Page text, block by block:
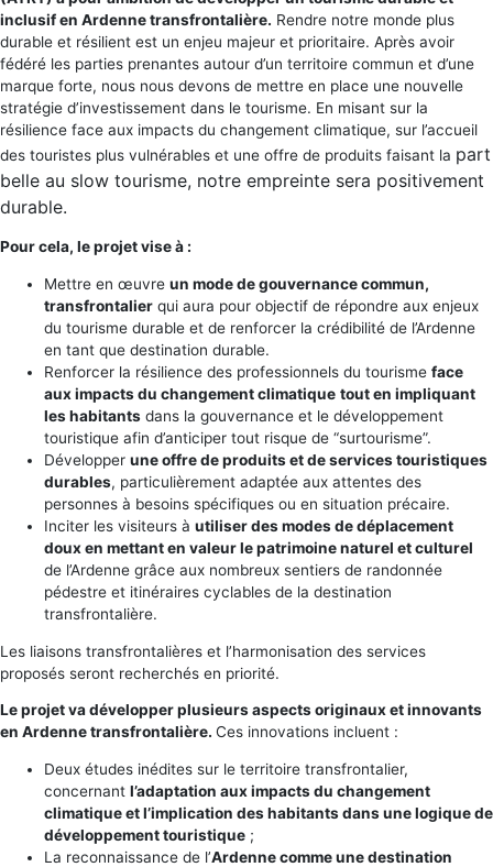
inclusif en Ardenne transfrontalière. Rendre notre monde plus
durable et résilient est un enjeu majeur et prioritaire. Après avoir
fédéré les parties prenantes autour d’un territoire commun et d’une
marque forte, nous nous devons de mettre en place une nouvelle
stratégie d’investissement dans le tourisme. En misant sur la
résilience face aux impacts du changement climatique, sur l’accueil
des touristes plus vulnérables et une offre de produits faisant la part
belle au slow tourisme, notre empreinte sera positivement
durable.
Pour cela, le projet vise à :
Mettre en œuvre un mode de gouvernance commun,
transfrontalier qui aura pour objectif de répondre aux enjeux
du tourisme durable et de renforcer la crédibilité de l’Ardenne
en tant que destination durable.
Renforcer la résilience des professionnels du tourisme face
aux impacts du changement climatique tout en impliquant
les habitants dans la gouvernance et le développement
touristique afin d’anticiper tout risque de “surtourisme”.
Développer une offre de produits et de services touristiques
durables, particulièrement adaptée aux attentes des
personnes à besoins spécifiques ou en situation précaire.
Inciter les visiteurs à utiliser des modes de déplacement
doux en mettant en valeur le patrimoine naturel et culturel
de l’Ardenne grâce aux nombreux sentiers de randonnée
pédestre et itinéraires cyclables de la destination
transfrontalière.
Les liaisons transfrontalières et l’harmonisation des services
proposés seront recherchés en priorité.
Le projet va développer plusieurs aspects originaux et innovants
en Ardenne transfrontalière. Ces innovations incluent :
Deux études inédites sur le territoire transfrontalier,
concernant l’adaptation aux impacts du changement
climatique et l’implication des habitants dans une logique de
développement touristique ;
La reconnaissance de l’Ardenne comme une destination